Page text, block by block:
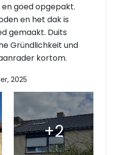
goed opgepakt.
en het dak is
gemaakt. Duits
Gründlichkeit und
kortom.
2025